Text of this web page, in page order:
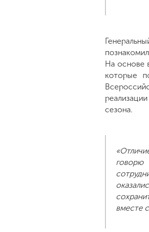
На основе
которые
сезона.
говорю
вместе